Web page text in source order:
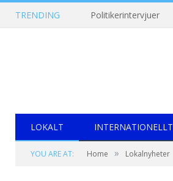
TRENDING Politikerintervjuer
LOKALT INTERNATIONELLT
YOU ARE AT: Home » Lokalnyheter